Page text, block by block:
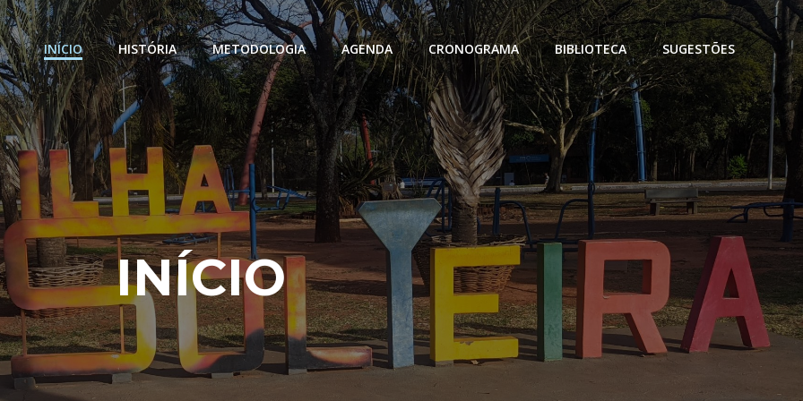
INÍCIO HISTÓRIA METODOLOGIA AGENDA CRONOGRAMA BIBLIOTECA SUGESTÕES
INÍCIO